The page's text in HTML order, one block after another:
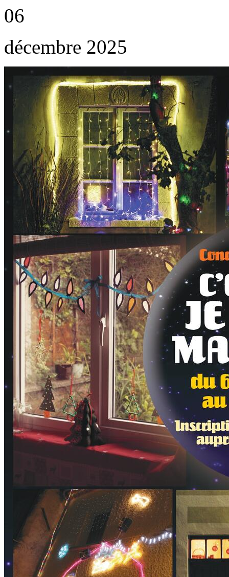
06
décembre 2025